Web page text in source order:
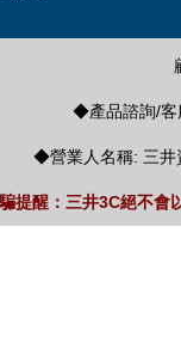
◆產品諮詢/客
◆營業人名稱: 三井
提醒：三井3C絕不會